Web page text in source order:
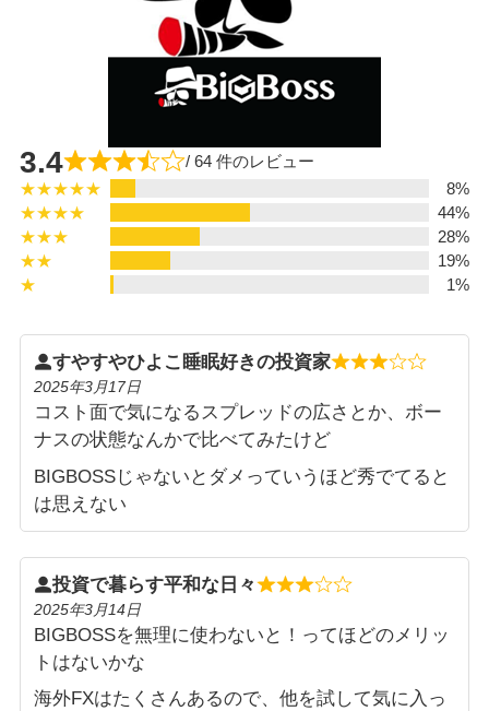
3.4
/ 64 件のレビュー
★★★★★
8%
★★★★
44%
★★★
28%
★★
19%
★
1%
2025年3月17日
コスト面で気になるスプレッドの広さとか、ボー
ナスの状態なんかで比べてみたけど
BIGBOSSじゃないとダメっていうほど秀でてると
は思えない
すやすやひよこ睡眠好きの投資家
2025年3月14日
BIGBOSSを無理に使わないと！ってほどのメリッ
トはないかな
海外FXはたくさんあるので、他を試して気に入っ
投資で暮らす平和な日々